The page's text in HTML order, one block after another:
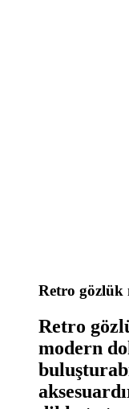
Retro gözlük
Retro
modern